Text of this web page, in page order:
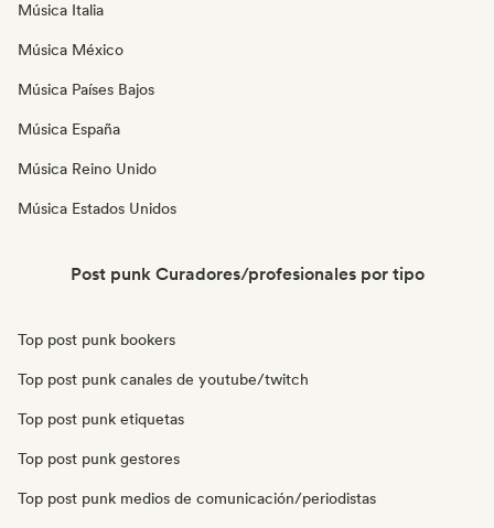
Música Italia
Música México
Música Países Bajos
Música España
Música Reino Unido
Música Estados Unidos
Post punk Curadores/profesionales por tipo
Top post punk bookers
Top post punk canales de youtube/twitch
Top post punk etiquetas
Top post punk gestores
Top post punk medios de comunicación/periodistas